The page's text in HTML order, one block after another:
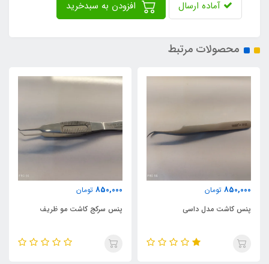
آماده ارسال
محصولات مرتبط
850,000 تومان
پنس کاشت مدل داسی
850,000 تومان
پنس سرکج کاشت مو ظریف